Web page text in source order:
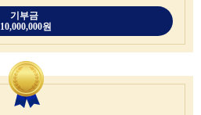
기부금
10,000,000원